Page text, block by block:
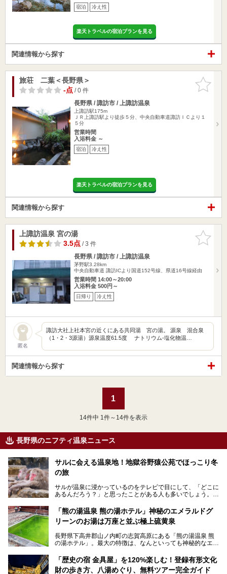
宿泊 冷え性
楽天トラベルの宿泊プランを見る
関連情報から探す
お気に入
りに追加
旅荘 二葉＜長野県＞
-点/ 0 件
長野県 / 諏訪市 / 上諏訪温泉
上諏訪駅175m
ＪＲ上諏訪駅より徒歩５分、中央自動車道諏訪ＩＣより１
５分
営業時間
入浴料金 ～
宿泊 冷え性
楽天トラベルの宿泊プランを見る
関連情報から探す
お気に入
りに追加
上諏訪温泉 宮の湯
3.5点/ 3 件
長野県 / 諏訪市 / 上諏訪温泉
茅野駅3.28km
中央自動車道 諏訪ICより国道152号線、県道16号線経由
営業時間 14:00～20:00
入浴料金 500円～
日帰り 冷え性
匿名
諏訪大社上社本宮の近くにある共同湯 宮の湯。 源泉 混合泉
（1・2・3源湯）源泉温度61.5度 ナトリウム-塩化物温…
関連情報から探す
1
14件中 1件～14件を表示
長野県のニフティ温泉ニュース
サルに会える温泉地！地獄谷野猿公苑でほっこり冬
の旅
サルが温泉に浸かっているのをテレビで目にして、「どこに
あるんだろう？」と思ったことがある人も多いでしょう。
この微笑ましい光景は、長野県にある「地獄谷野猿公苑」で
見られるもので、野生のサルが雪景色の中で温泉に浸かる姿
を間近で観察できます。
本記事では、地獄谷野猿公苑の魅力や見どころ、サルと温泉
との関係性、地獄谷周辺の観光スポットについて紹介しま
ので、野生のサルを観察する貴重な自然体験と温泉をあわせ
て楽しみたい人は、ぜひ参考にしてください。
「熊の湯温泉 熊の湯ホテル」神秘のエメラルドグ
リーンのお湯は万座と並ぶ極上硫黄泉
長野県下高井郡山ノ内町の志賀高原にある「熊の湯温泉 熊
の湯ホテル」。最大の特徴は、なんといっても神秘的なエメ
リピートするファンも多い温泉です。冬はスキーと一緒に楽
しみたい極上の温泉を紹介します。
「歴史の宿 金具屋」を120%楽しむ！登録有形文化
財の歩き方、八湯めぐり、無料ツアー完全ガイド